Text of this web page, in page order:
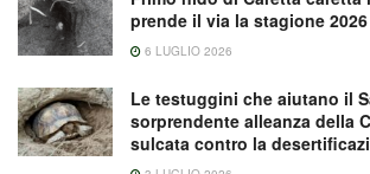
prende il via la stagione
6 LUGLIO 2026
Le testuggini che aiutano il
sorprendente alleanza della
sulcata contro la